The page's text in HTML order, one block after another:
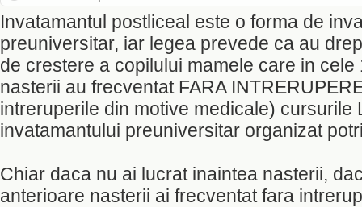
Invatamantul postliceal este o forma de
preuniversitar, iar legea prevede ca au
de crestere a copilului mamele care in cele
nasterii au frecventat FARA
intreruperile din motive medicale) cursurile
invatamantului preuniversitar organizat
Chiar daca nu ai lucrat inaintea nasterii,
anterioare nasterii ai frecventat fara